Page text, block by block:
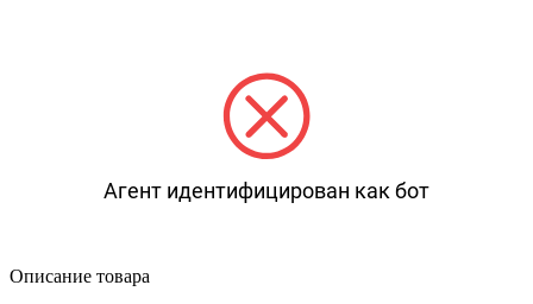
Агент идентифицирован как бот
Описание товара